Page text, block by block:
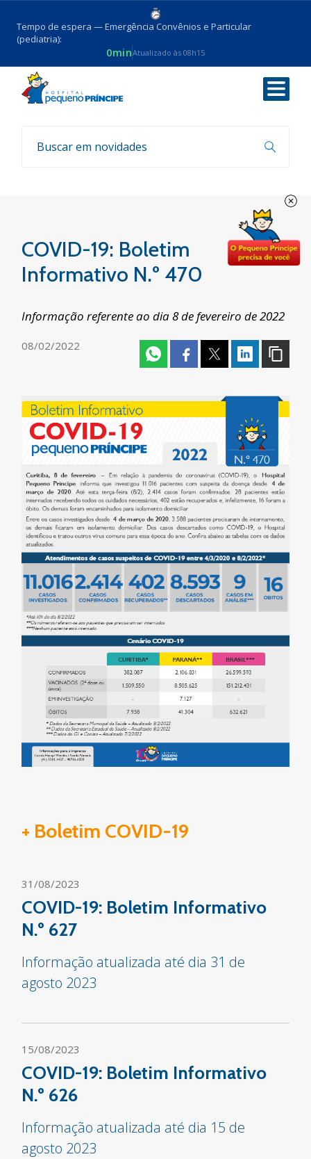
Tempo de espera — Emergência Convênios e Particular
(pediatria):
0minAtualizado às 08h15
Voltar
Boletim COVID-19
COVID-19: Boletim
Informativo N.º 470
Informação referente ao dia 8 de fevereiro de 2022
08/02/2022
+ Boletim COVID-19
31/08/2023
COVID-19: Boletim Informativo
N.º 627
Informação atualizada até dia 31 de
agosto 2023
15/08/2023
COVID-19: Boletim Informativo
N.º 626
Informação atualizada até dia 15 de
agosto 2023